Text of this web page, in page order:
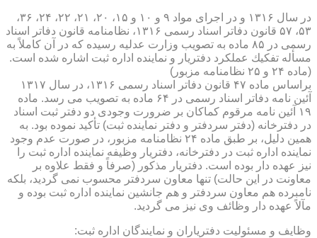
در سال ۱۳۱۶ و در اجرای مواد ۹ و ۱۰ و ۱۵، ۲۰، ۲۱، ۲۲، ۲۴، ۳۶،
۵۳، ۵۷ قانون دفاتر اسناد رسمی ۱۳۱۶، نظامنامه قانون دفاتر اسناد
رسمی در ۸۵ ماده به تصویب وزارت عدلیه رسیده كه در آن كاملاً به
مسأله تفكیك عملكرد دفتریار و نماینده اداره ثبت اشاره شده است.
(ماده ۲۴ و ۲۵ نظامنامه مزبور)
براساس ماده ۴۷ قانون دفاتر اسناد رسمی ۱۳۱۶، در سال ۱۳۱۷
آئین نامه دفاتر اسناد رسمی در ۶۴ ماده به تصویب می رسد. ماده
۱۹ آئین نامه مرقوم كماكان بر ضرورت وجودی دو دفتر ثبت اسناد
در دفترخانه (دفتر سردفتر و دفتر نماینده ثبت) تأكید نموده بود. به
همین دلیل، بر طبق ماده ۲۴ نظامنامه مزبور، در صورت عدم وجود
نماینده اداره ثبت در دفترخانه، دفتریار وظیفه نماینده اداره ثبت را
نیز عهده دار بوده است. دفتریار مذكور (صرفاً و فقط علاوه بر
معاونت در این حالت) تنها معاون سردفتر محسوب نمی گردید، بلكه
نامبرده هم معاون سردفتر و هم جانشین نماینده اداره ثبت بوده و
مآلاً عهده دار وظائف وی نیز می گردید.
وظایف و مسئولیت دفتریاران و نمایندگان اداره ثبت: